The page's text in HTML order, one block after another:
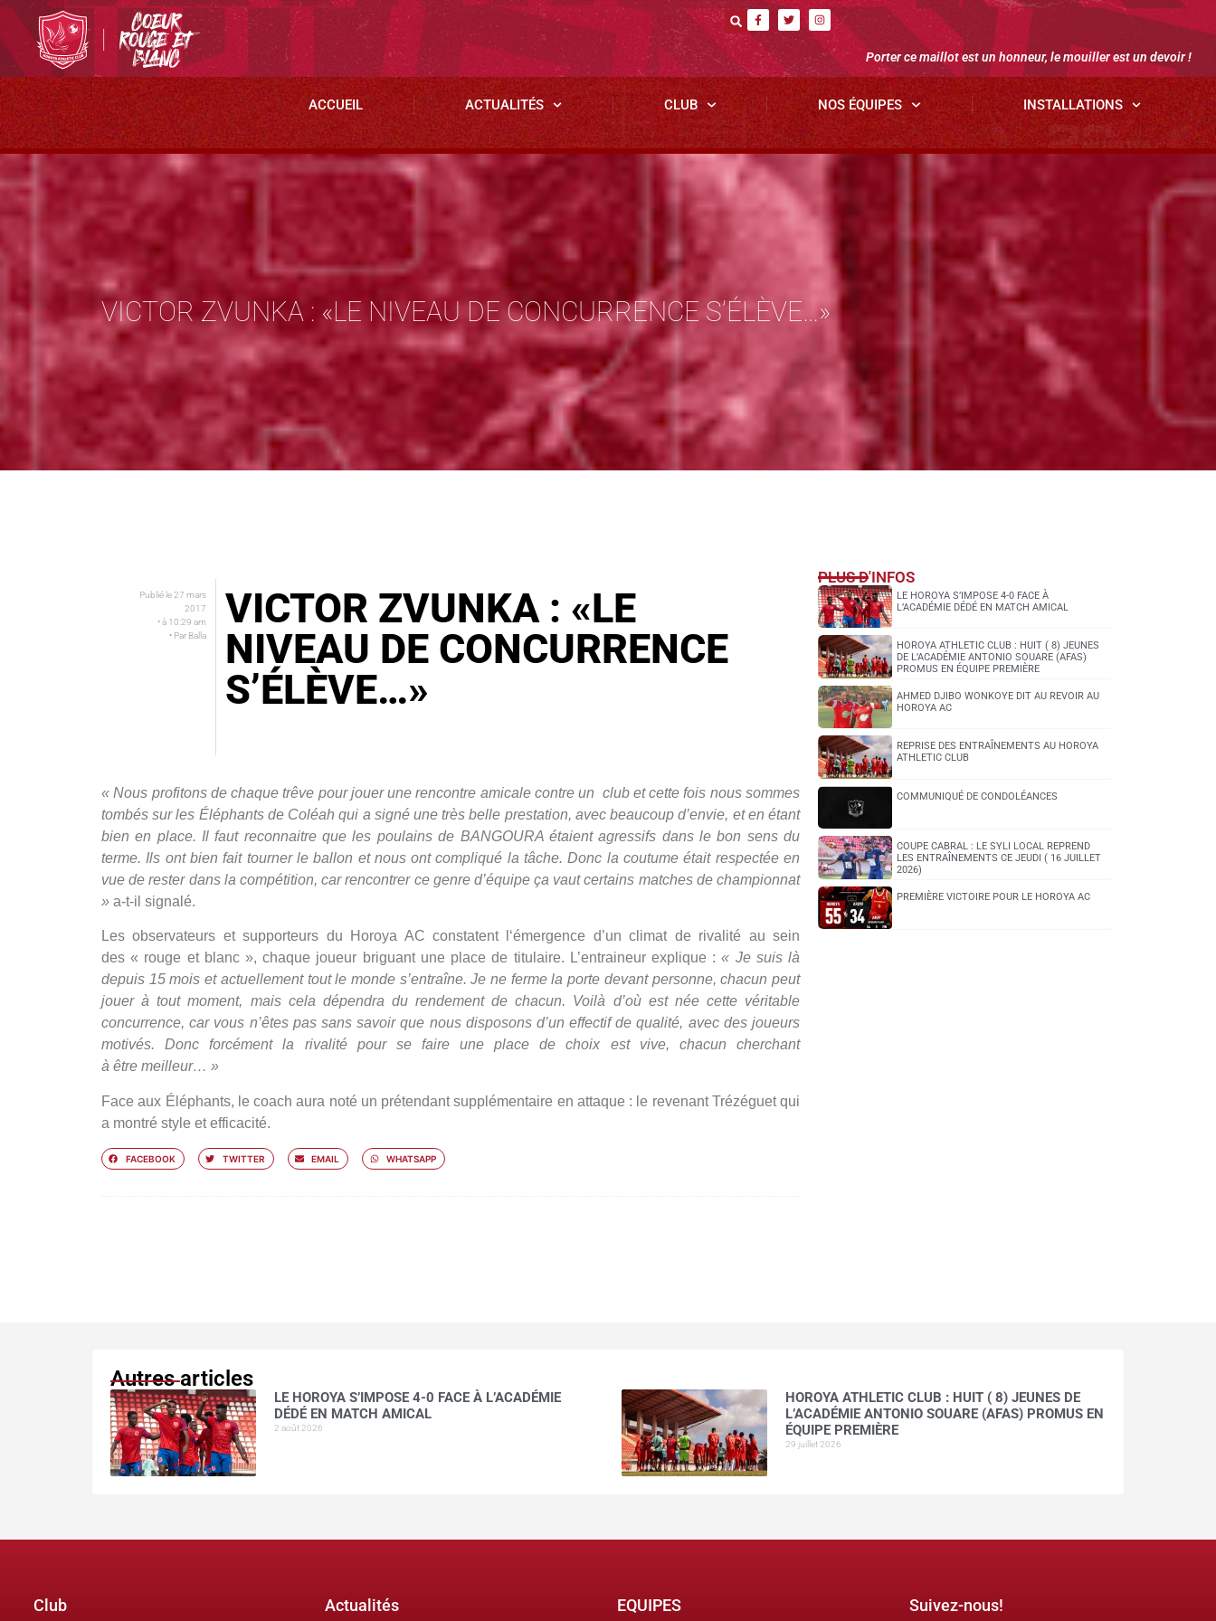
Porter ce maillot est un honneur, le mouiller est un devoir !
ACCUEIL ACTUALITÉS CLUB NOS ÉQUIPES INSTALLATIONS
VICTOR ZVUNKA : «LE NIVEAU DE CONCURRENCE S’ÉLÈVE…»
Publié le27 mars
2017
• à 10:29 am
• ParBalla
VICTOR ZVUNKA : «LE
NIVEAU DE CONCURRENCE
S’ÉLÈVE…»
« Nous profitons de chaque trêve pour jouer une rencontre amicale contre un club et cette fois nous sommes
tombés sur les Éléphants de Coléah qui a signé une très belle prestation, avec beaucoup d’envie, et en étant
bien en place. Il faut reconnaitre que les poulains de BANGOURA étaient agressifs dans le bon sens du
terme. Ils ont bien fait tourner le ballon et nous ont compliqué la tâche. Donc la coutume était respectée en
vue de rester dans la compétition, car rencontrer ce genre d’équipe ça vaut certains matches de championnat
» a-t-il signalé.
Les observateurs et supporteurs du Horoya AC constatent l‘émergence d’un climat de rivalité au sein
des « rouge et blanc », chaque joueur briguant une place de titulaire. L’entraineur explique :« Je suis là
depuis 15 mois et actuellement tout le monde s’entraîne. Je ne ferme la porte devant personne, chacun peut
jouer à tout moment, mais cela dépendra du rendement de chacun. Voilà d’où est née cette véritable
concurrence, car vous n’êtes pas sans savoir que nous disposons d’un effectif de qualité, avec des joueurs
motivés. Donc forcément la rivalité pour se faire une place de choix est vive, chacun cherchant
à être meilleur… »
Face aux Éléphants, le coach aura noté un prétendant supplémentaire en attaque : le revenant Trézéguet qui
a montré style et efficacité.
FACEBOOK TWITTER EMAIL WHATSAPP
PLUS D'INFOS
LE HOROYA S’IMPOSE 4-0 FACE À
L’ACADÉMIE DÉDÉ EN MATCH AMICAL
HOROYA ATHLETIC CLUB : HUIT ( 8) JEUNES
DE L’ACADÉMIE ANTONIO SOUARE (AFAS)
PROMUS EN ÉQUIPE PREMIÈRE
AHMED DJIBO WONKOYE DIT AU REVOIR AU
HOROYA AC
REPRISE DES ENTRAÎNEMENTS AU HOROYA
ATHLETIC CLUB
COMMUNIQUÉ DE CONDOLÉANCES
COUPE CABRAL : LE SYLI LOCAL REPREND
LES ENTRAÎNEMENTS CE JEUDI ( 16 JUILLET
2026)
PREMIÈRE VICTOIRE POUR LE HOROYA AC
Autres articles
LE HOROYA S’IMPOSE 4-0 FACE À L’ACADÉMIE
DÉDÉ EN MATCH AMICAL
2 août 2026
HOROYA ATHLETIC CLUB : HUIT ( 8) JEUNES DE
L’ACADÉMIE ANTONIO SOUARE (AFAS) PROMUS EN
ÉQUIPE PREMIÈRE
29 juillet 2026
Club Actualités EQUIPES Suivez-nous!